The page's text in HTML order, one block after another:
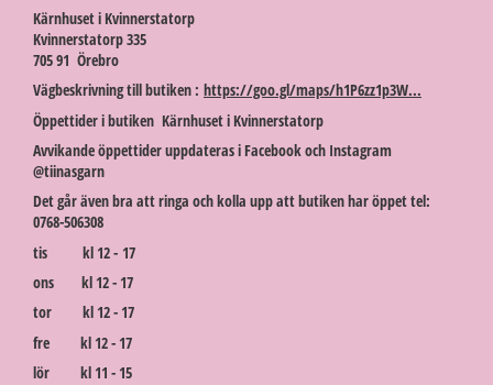
Kärnhuset i Kvinnerstatorp
Kvinnerstatorp 335
705 91 Örebro
Vägbeskrivning till butiken : https://goo.gl/maps/h1P6zz1p3W...
Öppettider i butiken Kärnhuset i Kvinnerstatorp
Avvikande öppettider uppdateras i Facebook och Instagram
@tiinasgarn
Det går även bra att ringa och kolla upp att butiken har öppet tel:
0768-506308
tis kl 12 - 17
ons kl 12 - 17
tor kl 12 - 17
fre kl 12 - 17
lör kl 11 - 15